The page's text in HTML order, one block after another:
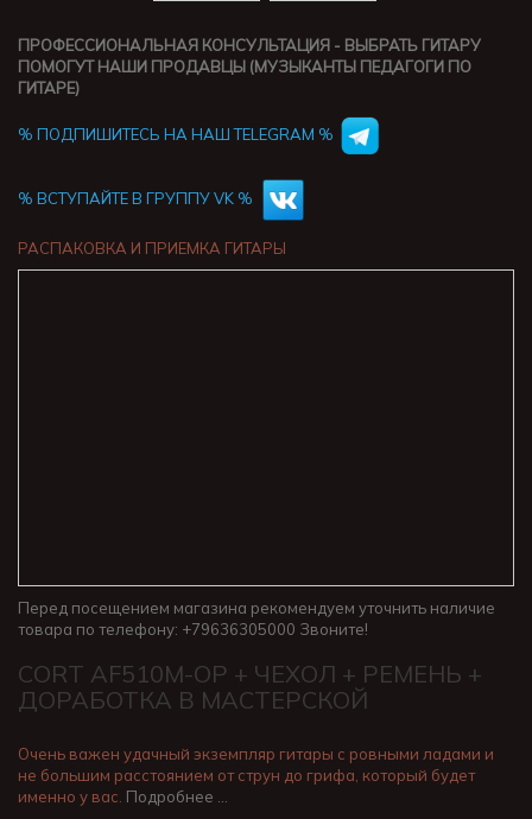
ПРОФЕССИОНАЛЬНАЯ КОНСУЛЬТАЦИЯ - ВЫБРАТЬ ГИТАРУ
ПОМОГУТ НАШИ ПРОДАВЦЫ (МУЗЫКАНТЫ ПЕДАГОГИ ПО
ГИТАРЕ)
% ПОДПИШИТЕСЬ НА НАШ TELEGRAM %
% ВСТУПАЙТЕ В ГРУППУ VK %
РАСПАКОВКА И ПРИЕМКА ГИТАРЫ
Перед посещением магазина рекомендуем уточнить наличие
товара по телефону: +79636305000 Звоните!
CORT AF510M-OP + ЧЕХОЛ + РЕМЕНЬ +
ДОРАБОТКА В МАСТЕРСКОЙ
Очень важен удачный экземпляр гитары с ровными ладами и
не большим расстоянием от струн до грифа, который будет
именно у вас. Подробнее …